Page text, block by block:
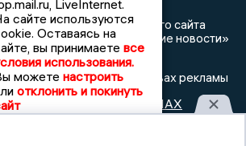
любого материала с данного сайта
издание «Воронежские новости»
фоне размещены на правах рекламы
в телеграм
MAX
LiveInternet.
сайте используются
Оставаясь на
вы принимаете все
использования.
можете настроить
отклонить и покинуть